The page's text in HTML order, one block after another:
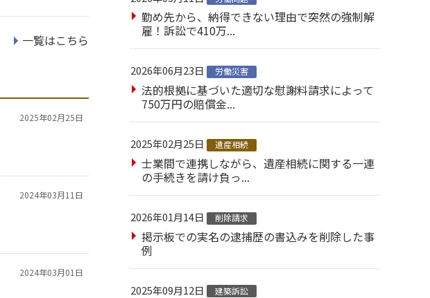
一覧はこちら
2025年02月25日
2024年03月11日
2024年03月01日
勤め先から、納得できない理由で突然の強制解
雇！訴訟で410万...
2026年06月23日 労働災害
法的根拠に基づいた適切な慰謝料請求によって
750万円の賠償金...
2025年02月25日 遺産相続
士業間で連携しながら、遺産相続に関する一連
の手続きを請け負っ...
2026年01月14日 削除請求
掲示板での実名の逮捕歴の書込みを削除した事
例
2025年09月12日 建築訴訟